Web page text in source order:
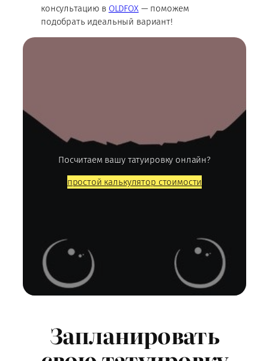
консультацию в OLDFOX— поможем
подобрать идеальный вариант!
Посчитаем вашу татуировку онлайн?
простой калькулятор стоимости
Запланировать